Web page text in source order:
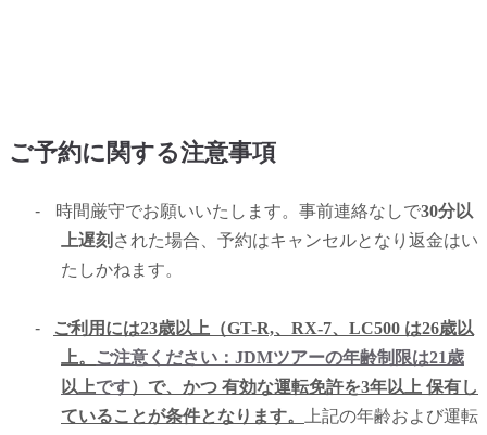
ご予約に関する注意事項
- 時間厳守でお願いいたします。事前連絡なしで30分以
上遅刻 された場合、予約はキャンセルとなり返金はい
たしかねます。
-
ご利用には23歳以上（GT-R,、RX-7、LC500 は26歳以
上。
ご注意ください：JDMツアーの年齢制限は21歳
以上です）で、かつ 有効な運転免許を3年以上 保有し
ていることが条件となります。
上記の年齢および運転